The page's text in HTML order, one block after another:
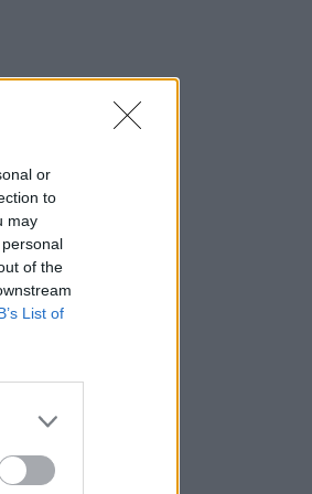
or
to
may
of the
List of
09:44
Κομμός: Η συγκινητική
διαδρομή» για